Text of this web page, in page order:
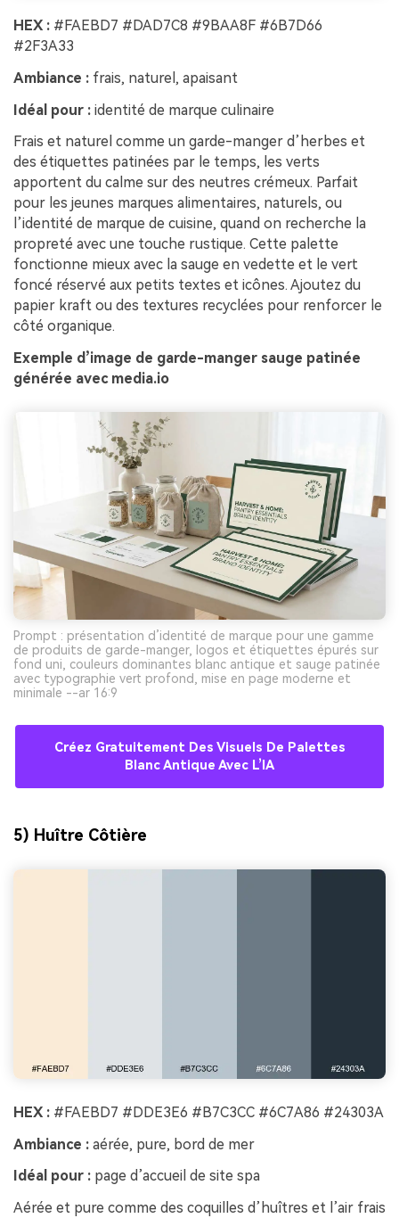
HEX : #FAEBD7 #DAD7C8 #9BAA8F #6B7D66
#2F3A33
Ambiance : frais, naturel, apaisant
Idéal pour : identité de marque culinaire
Frais et naturel comme un garde-manger d’herbes et
des étiquettes patinées par le temps, les verts
apportent du calme sur des neutres crémeux. Parfait
pour les jeunes marques alimentaires, naturels, ou
l’identité de marque de cuisine, quand on recherche la
propreté avec une touche rustique. Cette palette
fonctionne mieux avec la sauge en vedette et le vert
foncé réservé aux petits textes et icônes. Ajoutez du
papier kraft ou des textures recyclées pour renforcer le
côté organique.
Exemple d’image de garde-manger sauge patinée
générée avec media.io
Prompt : présentation d’identité de marque pour une gamme
de produits de garde-manger, logos et étiquettes épurés sur
fond uni, couleurs dominantes blanc antique et sauge patinée
avec typographie vert profond, mise en page moderne et
minimale --ar 16:9
Créez Gratuitement Des Visuels De Palettes
Blanc Antique Avec L’IA
5) Huître Côtière
HEX : #FAEBD7 #DDE3E6 #B7C3CC #6C7A86 #24303A
Ambiance : aérée, pure, bord de mer
Idéal pour : page d’accueil de site spa
Aérée et pure comme des coquilles d’huîtres et l’air frais